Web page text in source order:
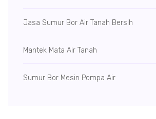
Jasa Sumur Bor Air Tanah Bersih
Mantek Mata Air Tanah
Sumur Bor Mesin Pompa Air